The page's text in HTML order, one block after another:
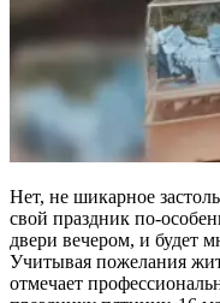
Нет, не шикарное
свой праздник по-
двери вечером, и будет
Учитывая пожелания
отмечает